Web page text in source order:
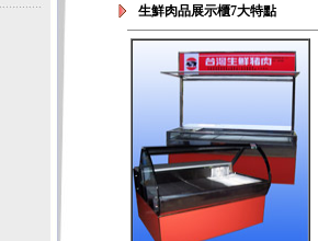
生鮮肉品展示櫃7大特點